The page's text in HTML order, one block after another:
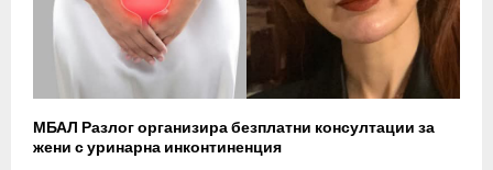
МБАЛ Разлог организира безплатни консултации за
жени с уринарна инконтиненция